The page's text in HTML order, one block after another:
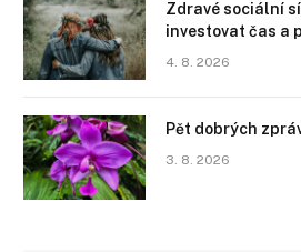
Zdravé sociální
investovat čas a
4. 8. 2026
Pět dobrých
3. 8. 2026